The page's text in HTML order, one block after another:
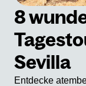
8
Sevilla
Entdecke